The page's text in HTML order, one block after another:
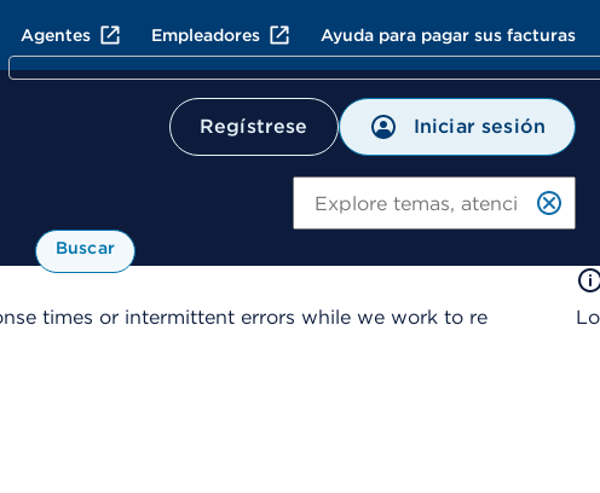
Agentes Empleadores Ayuda para pagar sus facturas
Regístrese Iniciar sesión
Buscar
times or intermittent errors while we work to re